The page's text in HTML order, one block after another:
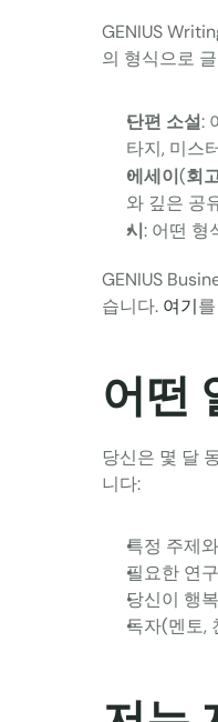
GENIUS
의 형식으로
단편 소설:
타지, 미스
에세이(회
와 깊은 공
시: 어떤 형
GENIUS
습니다. 여기
어떤
당신은 몇 달
니다:
특정 주제
필요한 연
당신이 행
독자(멘토,